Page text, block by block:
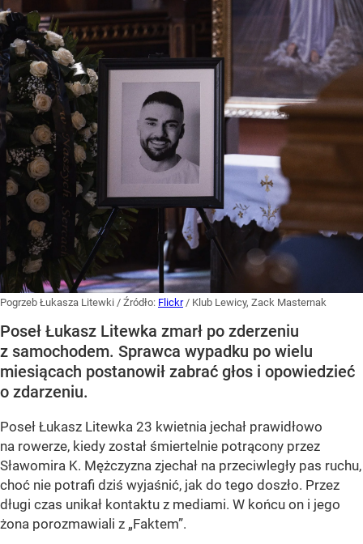
Pogrzeb Łukasza Litewki / Źródło: Flickr / Klub Lewicy, Zack Masternak
Poseł Łukasz Litewka zmarł po zderzeniu
z samochodem. Sprawca wypadku po wielu
miesiącach postanowił zabrać głos i opowiedzieć
o zdarzeniu.
Poseł Łukasz Litewka 23 kwietnia jechał prawidłowo
na rowerze, kiedy został śmiertelnie potrącony przez
Sławomira K. Mężczyzna zjechał na przeciwległy pas ruchu,
choć nie potrafi dziś wyjaśnić, jak do tego doszło. Przez
długi czas unikał kontaktu z mediami. W końcu on i jego
żona porozmawiali z „Faktem”.